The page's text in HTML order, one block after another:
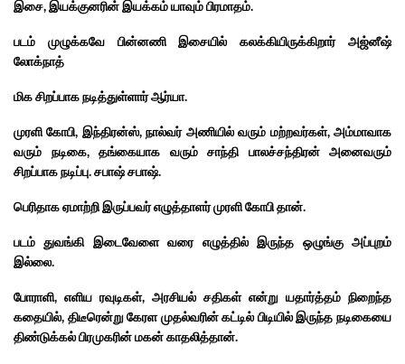
இசை, இயக்குனரின் இயக்கம் யாவும் பிரமாதம்.
படம் முழுக்கவே பின்னணி இசையில் கலக்கியிருக்கிறார் அஜ்னீஷ்
லோக்நாத்
மிக சிறப்பாக நடித்துள்ளார் ஆர்யா.
முரளி கோபி, இந்திரன்ஸ், நால்வர் அணியில் வரும் மற்றவர்கள், அம்மாவாக
வரும் நடிகை, தங்கையாக வரும் சாந்தி பாலச்சந்திரன் அனைவரும்
சிறப்பாக நடிப்பு. சபாஷ் சபாஷ்.
பெரிதாக ஏமாற்றி இருப்பவர் எழுத்தாளர் முரளி கோபி தான்.
படம் துவங்கி இடைவேளை வரை எழுத்தில் இருந்த ஒழுங்கு அப்புறம்
இல்லை.
போராளி, எளிய ரவுடிகள், அரசியல் சதிகள் என்று யதார்த்தம் நிறைந்த
கதையில், திடீரென்று கேரள முதல்வரின் கட்டில் பிடியில் இருந்த நடிகையை
திண்டுக்கல் பிரமுகரின் மகன் காதலித்தான்.